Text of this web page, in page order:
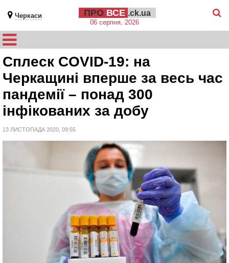
Черкаси ПРО ВСЕ .ck.ua
06 серпня, 2026
Сплеск COVID-19: на
Черкащині вперше за весь час
пандемії – понад 300
інфікованих за добу
13 ЛИСТОПАДА 2020, 09:55